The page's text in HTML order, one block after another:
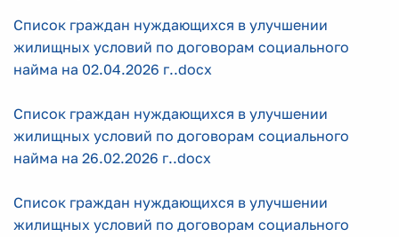
Список граждан нуждающихся в улучшении
жилищных условий по договорам социального
найма на 02.04.2026 г..docx
Список граждан нуждающихся в улучшении
жилищных условий по договорам социального
найма на 26.02.2026 г..docx
Список граждан нуждающихся в улучшении
жилищных условий по договорам социального